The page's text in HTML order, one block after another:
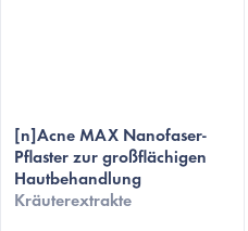
[n]Acne MAX Nanofaser-
Pflaster zur großflächigen
Hautbehandlung
Kräuterextrakte